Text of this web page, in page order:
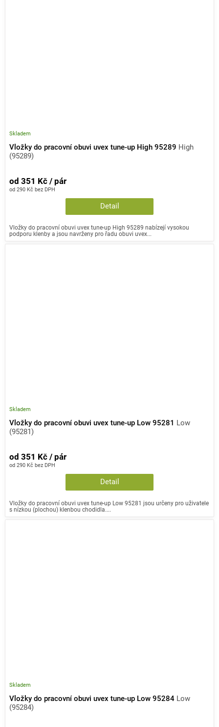
Vložky do pracovní obuvi uvex tune-up High 95289 High
(95289)
Skladem
od 290 Kč bez DPH
od 351 Kč / pár
Detail
Vložky do pracovní obuvi uvex tune-up High 95289 nabízejí vysokou
podporu klenby a jsou navrženy pro řadu obuvi uvex...
Vložky do pracovní obuvi uvex tune-up Low 95281 Low
(95281)
Skladem
od 290 Kč bez DPH
od 351 Kč / pár
Detail
Vložky do pracovní obuvi uvex tune-up Low 95281 jsou určeny pro uživatele
s nízkou (plochou) klenbou chodidla....
Vložky do pracovní obuvi uvex tune-up Low 95284 Low
(95284)
Skladem